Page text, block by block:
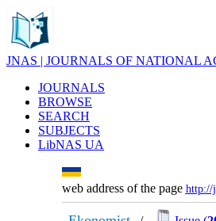
JNAS | JOURNALS OF NATIONAL
JOURNALS
BROWSE
SEARCH
SUBJECTS
LibNAS UA
web address of the page http://